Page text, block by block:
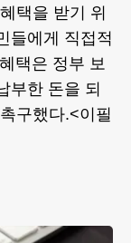
택을 받기 위
들에게 직접적
택은 정부 보
부한 돈을 되
구했다.<이필